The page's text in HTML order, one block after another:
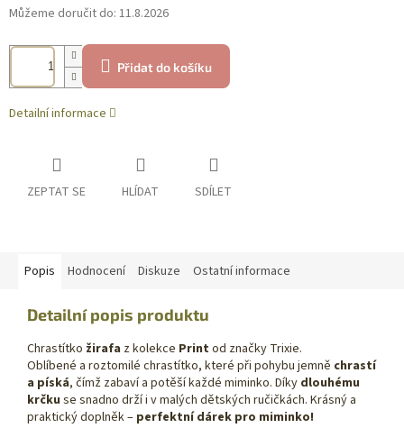
Můžeme doručit do: 11.8.2026
Přidat do košíku
Detailní informace
ZEPTAT SE HLÍDAT SDÍLET
Popis Hodnocení Diskuze Ostatní informace
Detailní popis produktu
Chrastítko žirafa z kolekce Printod značky Trixie.
Oblíbené a roztomilé chrastítko, které při pohybu jemně chrastí
a píská, čímž zabaví a potěší každé miminko. Díky dlouhému
krčku se snadno drží i v malých dětských ručičkách. Krásný a
praktický doplněk – perfektní dárek pro miminko!